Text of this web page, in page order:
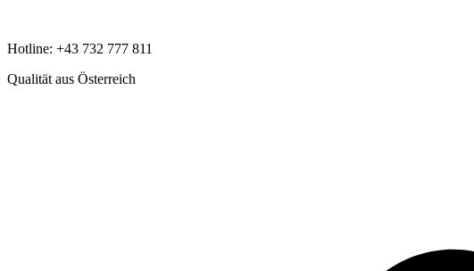
Hotline: +43 732 777 811
Qualität aus Österreich